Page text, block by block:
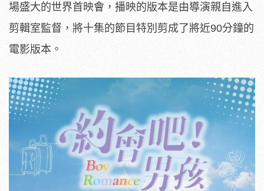
場盛大的世界首映會， 播映的版本是由導演親自進入
剪輯室監督， 將十集的節目特別剪成了將近90分鐘的
電影版本。